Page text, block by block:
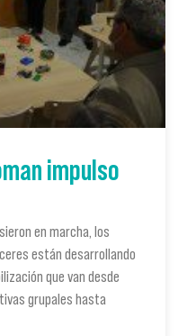
impulso
en marcha, los
están desarrollando
que van desde
grupales hasta